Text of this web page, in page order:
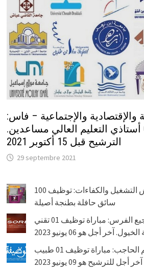
والإقتصادية والإجتماعية – فاس:
مباراة توظيف 02 أستاذي التعليم العالي مساعدين.
الترشيح قبل 15 أكتوبر 2021
29 septembre 2021
الوكالة الوطنية لإنعاش التشغيل والكفاءات: توظيف 100
سائق حافلة بطنجة أصيلة
الشركة الملكية لتشجيع الفرس: مباراة توظيف 01 تقني
آخر أجل هو 06 يونيو 2023
جماعة اكوراي – إقليم الحاجب: مباراة توظيف 01 طبيب
للترشيح هو 09 يونيو 2023